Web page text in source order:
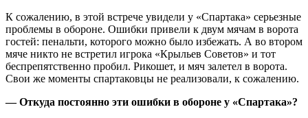
К сожалению, в этой встрече увидели у «Спартака» серьезные
проблемы в обороне. Ошибки привели к двум мячам в ворота
гостей: пенальти, которого можно было избежать. А во втором
мяче никто не встретил игрока «Крыльев Советов» и тот
беспрепятственно пробил. Рикошет, и мяч залетел в ворота.
Свои же моменты спартаковцы не реализовали, к сожалению.
— Откуда постоянно эти ошибки в обороне у «Спартака»?